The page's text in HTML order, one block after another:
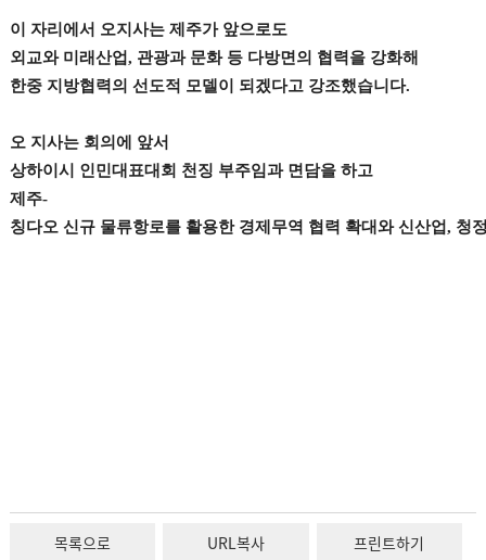
이 자리에서 오지사는 제주가 앞으로도
외교와 미래산업, 관광과 문화 등 다방면의 협력을 강화해
한중 지방협력의 선도적 모델이 되겠다고 강조했습니다.
오 지사는 회의에 앞서
상하이시 인민대표대회 천징 부주임과 면담을 하고
제주-
칭다오 신규 물류항로를 활용한 경제무역 협력 확대와 신산업, 청
목록으로 URL복사 프린트하기